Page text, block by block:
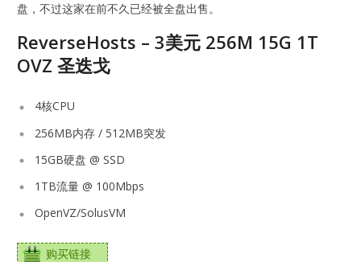
盘，不过这家在前不久已经被全盘出售。
ReverseHosts – 3美元 256M 15G 1T
OVZ 圣迭戈
4核CPU
256MB内存 / 512MB突发
15GB硬盘 @ SSD
1TB流量 @ 100Mbps
OpenVZ/SolusVM
购买链接